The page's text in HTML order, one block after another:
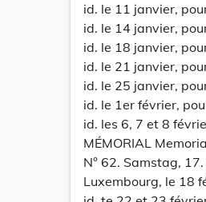
id. le 11 janvier,
id. le 14 janvier,
id. le 18 janvier,
id. le 21 janvier,
id. le 25 janvier,
id. le 1er février,
id. les 6, 7 et 8
MÉMORIAL
N° 62. Samstag,
Luxembourg, le 18